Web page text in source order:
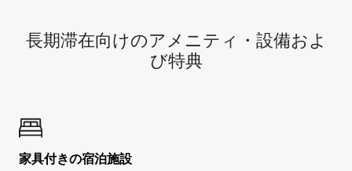
長期滞在向け⁠のア⁠メ⁠ニ⁠テ⁠ィ⁠・設⁠備⁠およ
び特⁠典
家具付き⁠の宿⁠泊⁠施⁠設